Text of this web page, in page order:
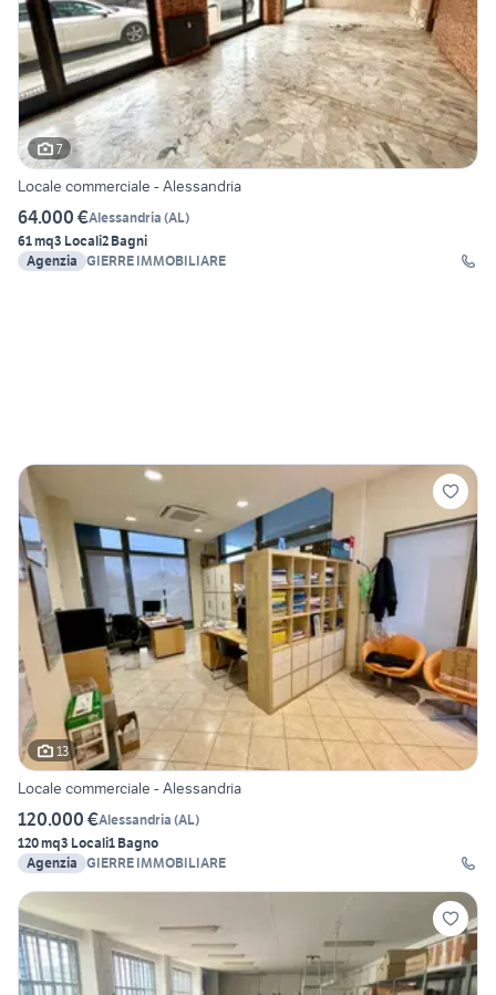
7
Locale commerciale - Alessandria
64.000 €Alessandria (AL)
61 mq3 Locali2 Bagni
Agenzia GIERRE IMMOBILIARE
13
Locale commerciale - Alessandria
120.000 €Alessandria (AL)
120 mq3 Locali1 Bagno
Agenzia GIERRE IMMOBILIARE